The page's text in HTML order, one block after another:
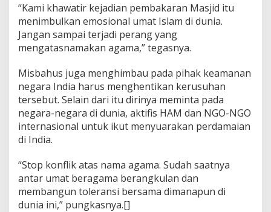
“Kami khawatir kejadian pembakaran Masjid itu
menimbulkan emosional umat Islam di dunia.
Jangan sampai terjadi perang yang
mengatasnamakan agama,” tegasnya.
Misbahus juga menghimbau pada pihak keamanan
negara India harus menghentikan kerusuhan
tersebut. Selain dari itu dirinya meminta pada
negara-negara di dunia, aktifis HAM dan NGO-NGO
internasional untuk ikut menyuarakan perdamaian
di India.
“Stop konflik atas nama agama. Sudah saatnya
antar umat beragama berangkulan dan
membangun toleransi bersama dimanapun di
dunia ini,” pungkasnya.[]